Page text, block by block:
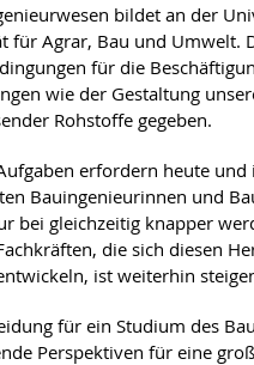
bildet an der
für Agrar, Bau und Umwelt.
für die
wie der Gestaltung
Rohstoffe gegeben.
erfordern heute
Bauingenieurinnen und
bei gleichzeitig knapper
die sich diesen
ist weiterhin
für ein Studium des
Perspektiven für eine